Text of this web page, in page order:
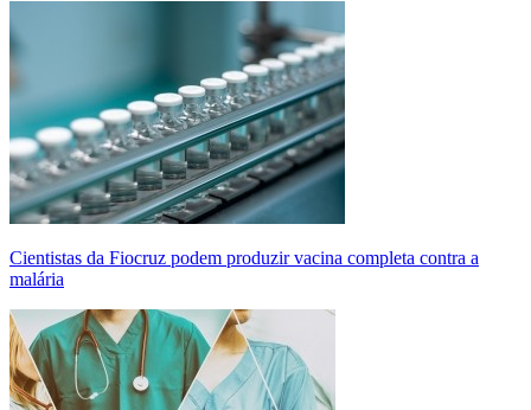
Cientistas da Fiocruz podem produzir vacina completa contra a
malária